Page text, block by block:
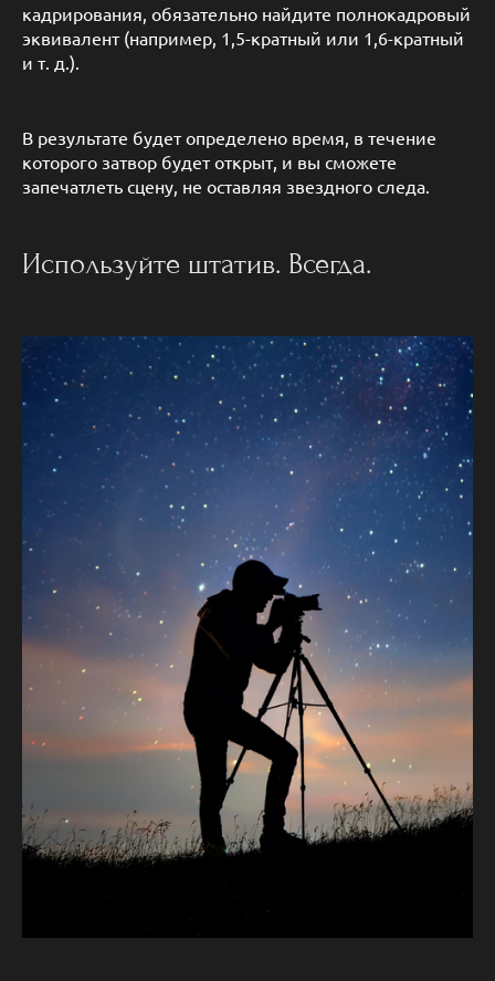
кадрирования, обязательно найдите полнокадровый
эквивалент (например, 1,5-кратный или 1,6-кратный
и т. д.).
В результате будет определено время, в течение
которого затвор будет открыт, и вы сможете
запечатлеть сцену, не оставляя звездного следа.
Используйте штатив. Всегда.